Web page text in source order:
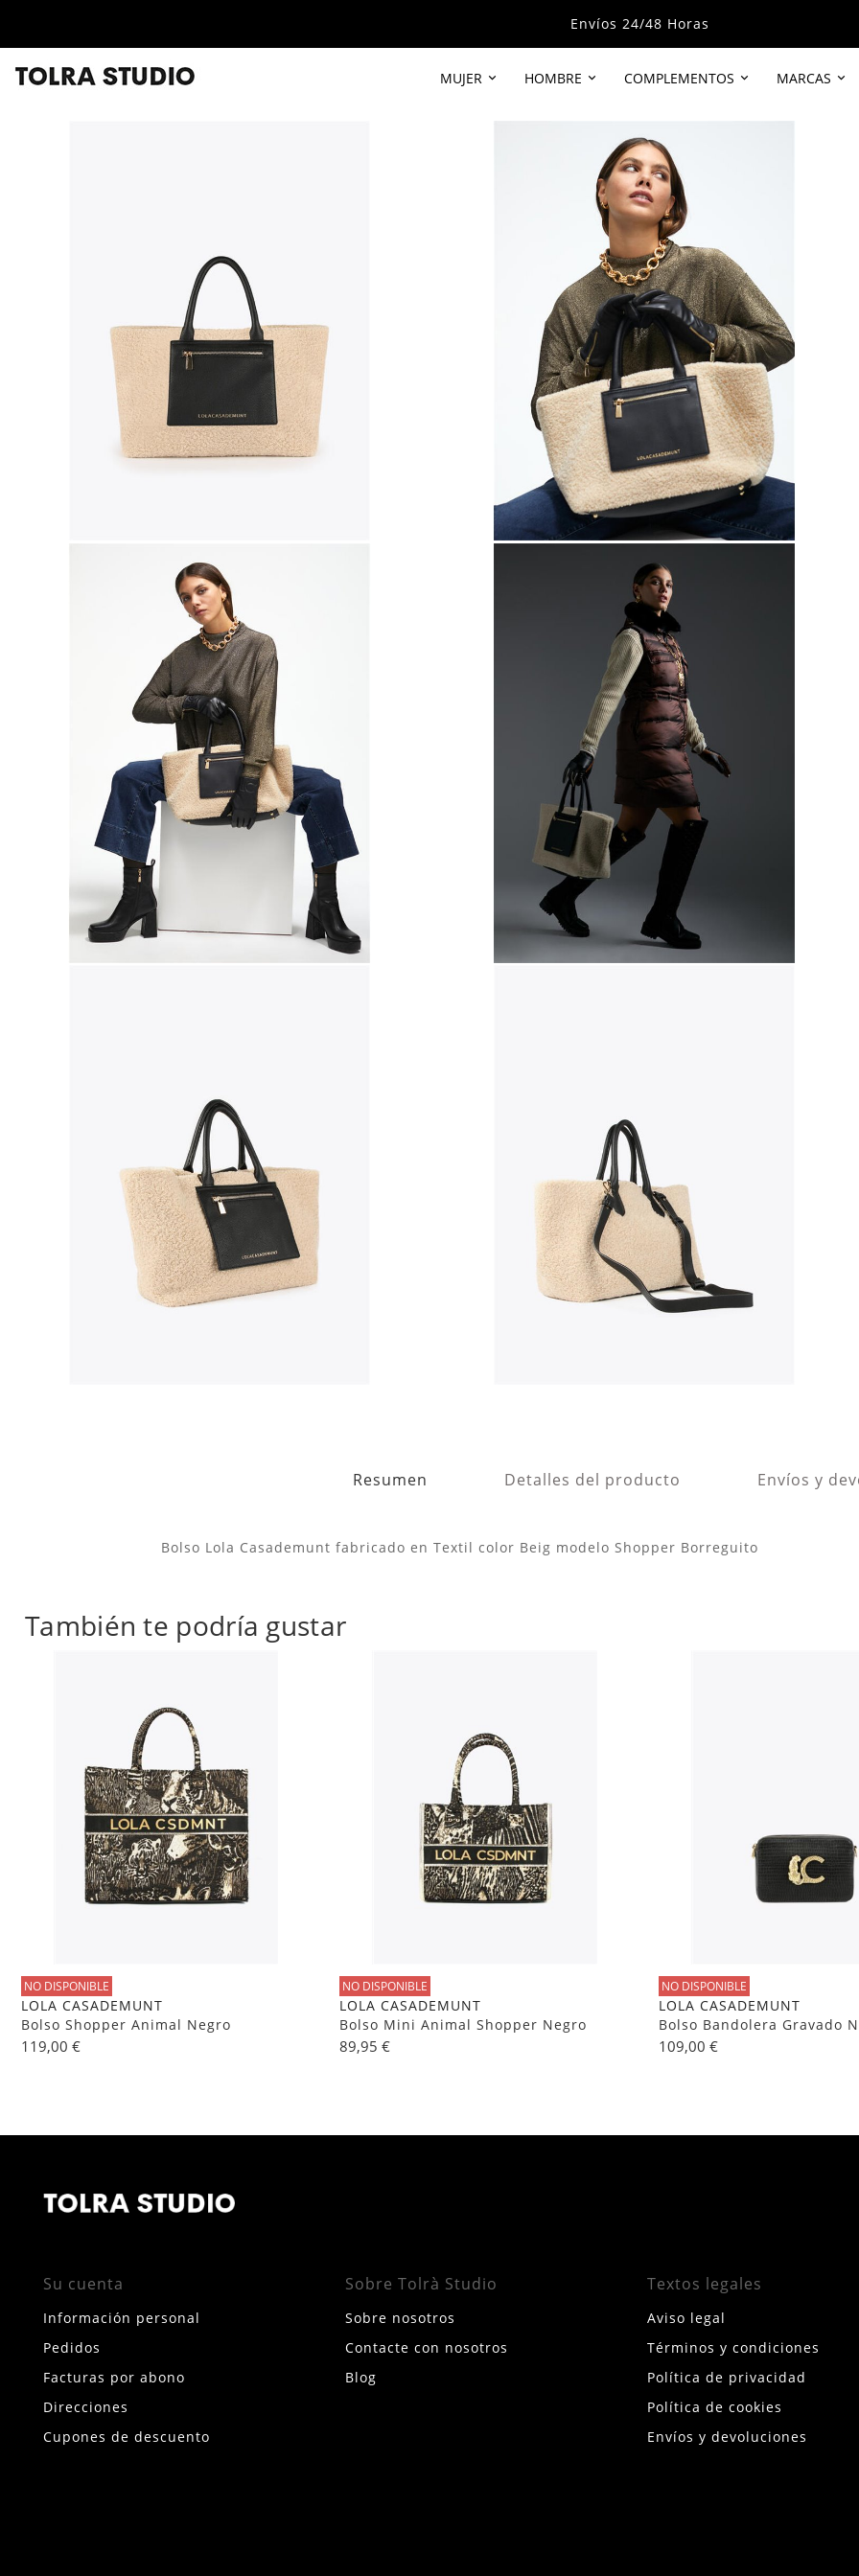
Envíos 24/48 Horas
MUJER HOMBRE COMPLEMENTOS MARCAS
Resumen Detalles del producto Envíos y
Bolso Lola Casademunt fabricado en Textil color Beig modelo Shopper Borreguito
También te podría gustar
NO DISPONIBLE
LOLA CASADEMUNT
Bolso Shopper Animal Negro
119,00 €
NO DISPONIBLE
LOLA CASADEMUNT
Bolso Mini Animal Shopper Negro
89,95 €
NO DISPONIBLE
LOLA CASADEMUNT
Bolso Bandolera Gravado
109,00 €
Su cuenta
Información personal
Pedidos
Facturas por abono
Direcciones
Cupones de descuento
Sobre Tolrà Studio
Sobre nosotros
Contacte con nosotros
Blog
Textos legales
Aviso legal
Términos y condiciones
Política de privacidad
Política de cookies
Envíos y devoluciones